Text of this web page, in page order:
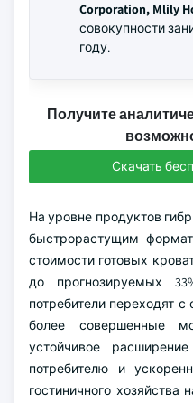
Corporation, Mlily
совокупности
году.
Получите
Скачать
На уровне продуктов
быстрорастущим
стоимости готовых
до прогнозируемых
потребители переходят
более совершенные
устойчивое
потребителю и
гостиничного